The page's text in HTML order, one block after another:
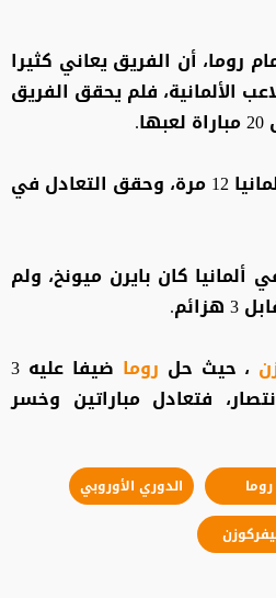
روما، أن الفريق يعاني كثيرا
الألمانية، فلم يحقق الفريق
ألمانيا 12 مرة، وحقق التعادل في
ألمانيا كان بايرن ميونخ، ولم
، حيث حل روما
ضيفا عليه 3
فتعادل مباراتين وخسر
روما
الدوري الأوروبي